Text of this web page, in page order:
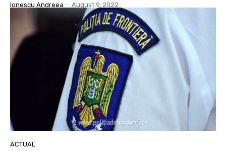
Ionescu Andreea - August 9, 2022
ACTUAL